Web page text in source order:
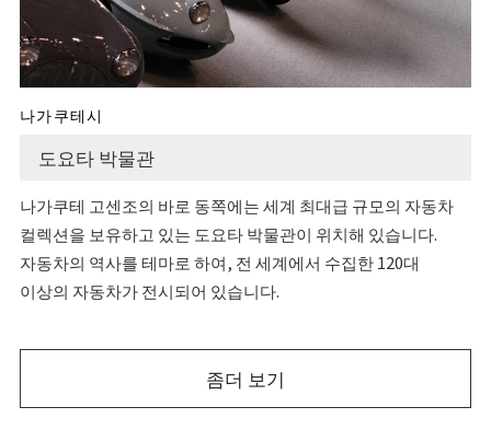
나가쿠테시
도요타 박물관
나가쿠테 고센조의 바로 동쪽에는 세계 최대급 규모의 자동차
컬렉션을 보유하고 있는 도요타 박물관이 위치해 있습니다.
자동차의 역사를 테마로 하여, 전 세계에서 수집한 120대
이상의 자동차가 전시되어 있습니다.
좀더 보기